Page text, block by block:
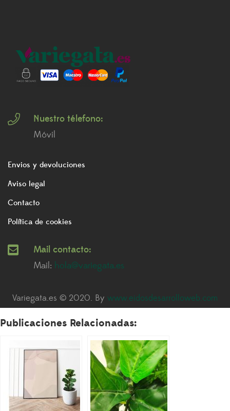
Nuestro télefono:
Móvil
Envios y devoluciones
Aviso legal
Contacto
Política de cookies
Mail contacto:
Mail: hola@variegata.es
Variegata.es © 2020. By www.eidosdesarrolloweb.com
Publicaciones Relacionadas: